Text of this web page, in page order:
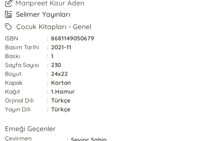
Manpreet Kaur Aden
Selimer Yayınları
Çocuk Kitapları - Genel
ISBN : 8681149050679
Basım Tarihi
: 2021-11
Baskı
: 1
Sayfa Sayısı
: 230
Boyut
: 24x22
Kapak
: Karton
Kağıt
: 1.Hamur
Orjinal Dili
: Türkçe
Yayın Dili
: Türkçe
Emeği Geçenler
Çevirmen